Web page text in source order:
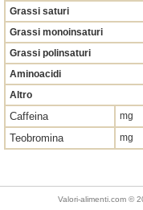
Grassi saturi
Grassi monoinsaturi
Grassi polinsaturi
Aminoacidi
Altro
Caffeina mg
Teobromina mg
Valori-alimenti.com ©